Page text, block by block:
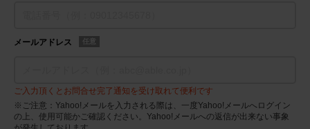
メールアドレス 任意
ご入力頂くとお問合せ完了通知を受け取れて便利です
※ご注意：Yahoo!メールを入力される際は、一度Yahoo!メールへログイン
の上、使用可能かご確認ください。Yahoo!メールへの返信が出来ない事象